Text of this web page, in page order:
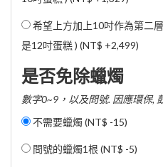
希望上方加上10吋作為第二
是12吋蛋糕 ) (NT$ +2,499)
是否免除蠟燭
數字0~9，以及問號. 因應環保,
不需要蠟燭 (NT$ -15)
問號的蠟燭1根 (NT$ -5)